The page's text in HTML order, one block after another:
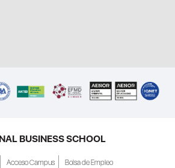
BUSINESS SCHOOL
Acceso Campus Bolsa de Empleo